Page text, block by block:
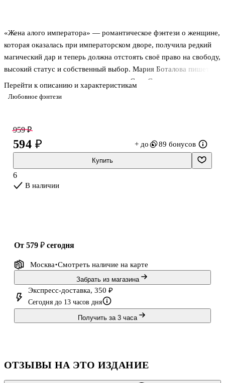
Любовное фэнтези
«Жена алого императора» — романтическое фэнтези о женщине,
которая оказалась при императорском дворе, получила редкий
магический дар и теперь должна отстоять своё право на свободу,
высокий статус и собственный выбор. Мария Боталова пишет
эту историю как третью часть цикла «Свет Сагдарана», где
личные чувства тесно связаны с борьбой за власть, тайными
обучение магии фениксов и жизнь рядом с правителем, чья сила
внушает страх окружающим. Роман сочетает любовную линию,
придворные интриги и магический конфликт, поэтому подойдёт
тем, кто ищет историю с напряжённым развитием отн
Перейти к описанию и характеристикам
959 ₽
594 ₽ + до 89 бонусов
Купить
6
В наличии
от 579 ₽ сегодня
Москва Смотреть наличие на карте
Забрать из магазина
Экспресс-доставка, 350 ₽
Сегодня до 13 часов дня
Получить за 3 часа
ОТЗЫВЫ НА ЭТО ИЗДАНИЕ